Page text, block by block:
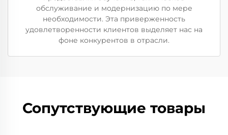
обслуживание и модернизацию по мере
необходимости. Эта приверженность
удовлетворенности клиентов выделяет нас на
фоне конкурентов в отрасли.
Сопутствующие товары